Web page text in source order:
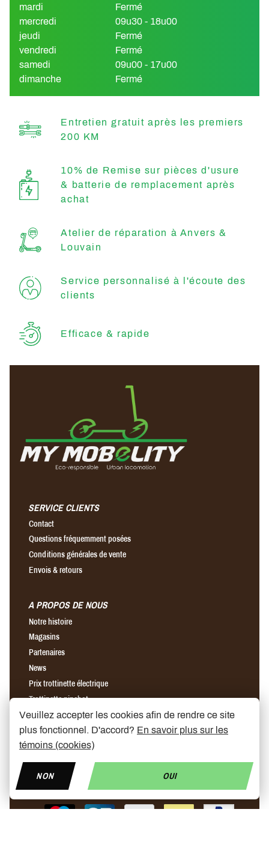
mardi
Fermé
mercredi
09u30 - 18u00
jeudi
Fermé
vendredi
Fermé
samedi
09u00 - 17u00
dimanche
Fermé
Entretien gratuit après les premiers
200 KM
10% de Remise sur pièces d'usure
& batterie de remplacement après
achat
Atelier de réparation à Anvers &
Louvain
Service personnalisé à l'écoute des
clients
Efficace & rapide
SERVICE CLIENTS
Contact
Questions fréquemment posées
Conditions générales de vente
Envois & retours
A PROPOS DE NOUS
Notre histoire
Magasins
Partenaires
News
Prix trottinette électrique
Trottinette ninebot
Chargeur rapide pour trottinette électrique
Find us on Facebook
Veuillez accepter les cookies afin de rendre ce site
plus fonctionnel. D'accord? En savoir plus sur les
témoins (cookies)
NON OUI